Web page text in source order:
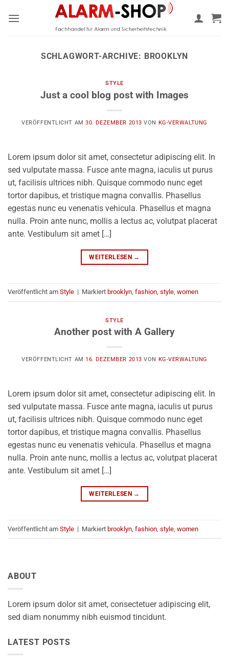
Inhalt
SCHLAGWORT-ARCHIVE: BROOKLYN
STYLE
Just a cool blog post with Images
VERÖFFENTLICHT AM30. DEZEMBER 2013 VON KG-VERWALTUNG
Lorem ipsum dolor sit amet, consectetur adipiscing elit. In
sed vulputate massa. Fusce ante magna, iaculis ut purus
ut, facilisis ultrices nibh. Quisque commodo nunc eget
tortor dapibus, et tristique magna convallis. Phasellus
egestas nunc eu venenatis vehicula. Phasellus et magna
nulla. Proin ante nunc, mollis a lectus ac, volutpat placerat
ante. Vestibulum sit amet […]
WEITERLESEN →
Veröffentlicht am Style | Markiert brooklyn fashion style women
STYLE
Another post with A Gallery
VERÖFFENTLICHT AM 16. DEZEMBER 2013 VON KG-VERWALTUNG
Lorem ipsum dolor sit amet, consectetur adipiscing elit. In
sed vulputate massa. Fusce ante magna, iaculis ut purus
ut, facilisis ultrices nibh. Quisque commodo nunc eget
tortor dapibus, et tristique magna convallis. Phasellus
egestas nunc eu venenatis vehicula. Phasellus et magna
nulla. Proin ante nunc, mollis a lectus ac, volutpat placerat
ante. Vestibulum sit amet […]
WEITERLESEN →
Veröffentlicht am Style | Markiert brooklyn fashion style women
ABOUT
Lorem ipsum dolor sit amet, consectetuer adipiscing elit,
sed diam nonummy nibh euismod tincidunt.
LATEST POSTS